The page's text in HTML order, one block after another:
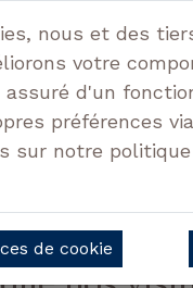
Chrome,
ordinateur
n'importe
appareil que
fonctionnels,
nous et des
votre
assuré d'un
préférences
sur notre
de cookie